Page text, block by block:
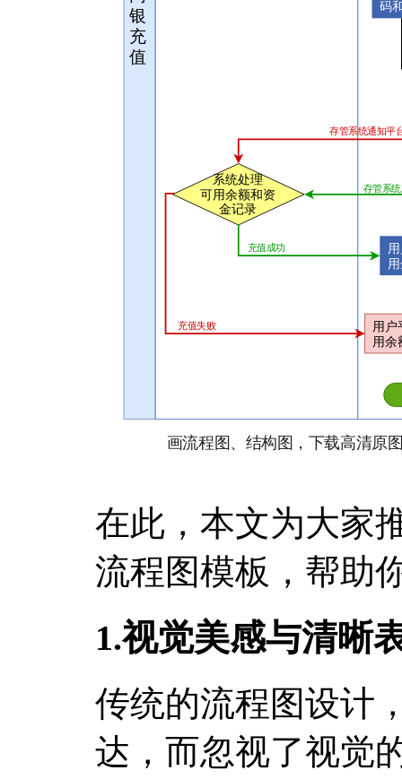
在此，本文为大家
流程图模板，帮助
1.视觉美感与清晰
传统的流程图设计
达，而忽视了视觉